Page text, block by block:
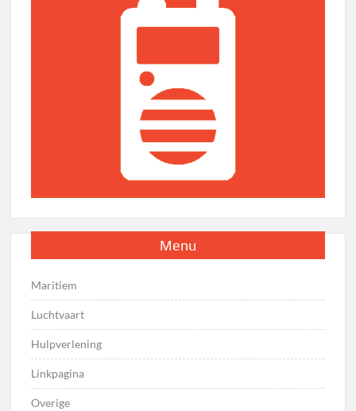
Menu
Maritiem
Luchtvaart
Hulpverlening
Linkpagina
Overige